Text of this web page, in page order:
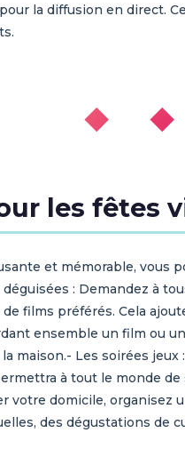
la diffusion en direct.
◆
les fêtes
et mémorable, vous
: Demandez à
films préférés. Cela
ensemble un film ou
maison.- Les soirées
à tout le monde
votre domicile, organisez
des dégustations de